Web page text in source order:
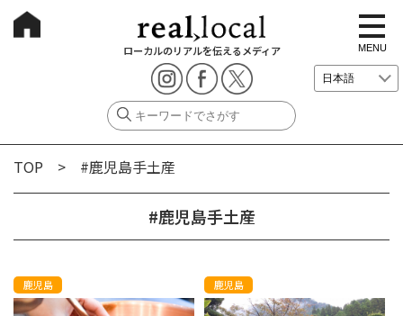
ローカルのリアルを伝えるメディア
t
o
g
g
e
i
i
MENU
TOP > #鹿児島手土産
#鹿児島手土産
鹿児島 鹿児島